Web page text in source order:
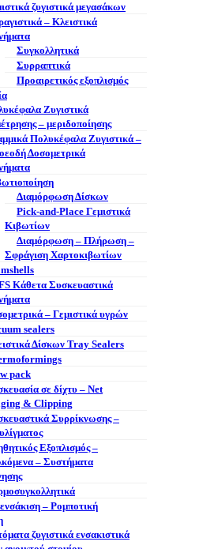
ζυγιστικά μεγασάκων
– Κλειστικά
Συγκολλητικά
Συρραπτικά
Προαιρετικός εξοπλισμός
Ζυγιστικά
– μεριδοποίησης
Πολυκέφαλα Ζυγιστικά –
Δοσομετρικά
Διαμόρφωση Δίσκων
Pick-and-Place Γεμιστικά
Κιβωτίων
Διαμόρφωση – Πλήρωση –
Σφράγιση Χαρτοκιβωτίων
Κάθετα Συσκευαστικά
– Γεμιστικά υγρών
sealers
Δίσκων Tray Sealers
pack
σε δίχτυ – Net
& Clipping
Συρρίκνωσης –
Εξοπλισμός –
– Συστήματα
– Ρομποτική
ζυγιστικά ενσακιστικά